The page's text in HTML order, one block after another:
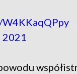
2021